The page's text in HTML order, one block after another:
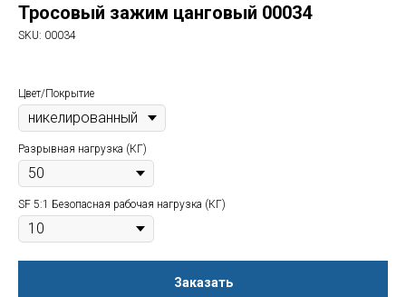
Тросовый зажим цанговый 00034
SKU: 00034
Цвет/Покрытие
Разрывная нагрузка (КГ)
SF 5:1 Безопасная рабочая нагрузка (КГ)
Заказать